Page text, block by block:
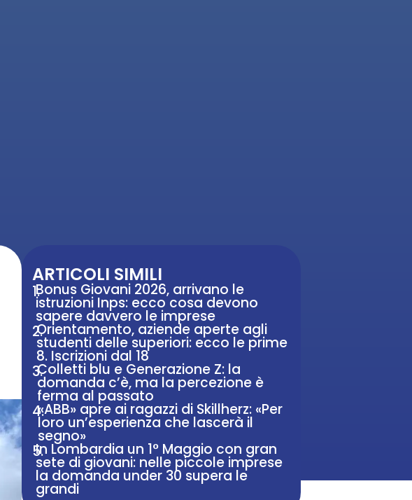
ARTICOLI SIMILI
1.Bonus Giovani 2026, arrivano le
istruzioni Inps: ecco cosa devono
sapere davvero le imprese
2.Orientamento, aziende aperte agli
studenti delle superiori: ecco le prime
8. Iscrizioni dal 18
3.Colletti blu e Generazione Z: la
domanda c’è, ma la percezione è
ferma al passato
4.«ABB» apre ai ragazzi di Skillherz: «Per
loro un’esperienza che lascerà il
segno»
5.
In Lombardia un 1° Maggio con gran
sete di giovani: nelle piccole imprese
la domanda under 30 supera le
grandi